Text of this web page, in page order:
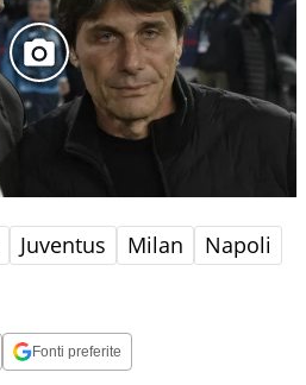
Juventus Milan
Napoli
Fonti preferite